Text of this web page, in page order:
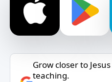
Grow closer to
teaching.